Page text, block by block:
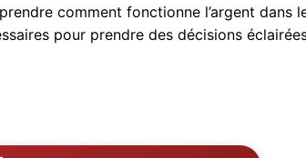
comment fonctionne l’argent
pour prendre des décisions